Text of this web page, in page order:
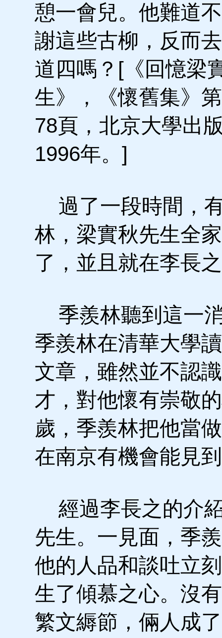
憩一會兒。他難道
謝這些古柳，反而
道四嗎？[《回憶梁
生》，《懷舊集》
78頁，北京大學出
1996年。]
過了一段時間，
林，梁實秋先生全
了，並且就在李長
季羨林聽到這一
季羨林在清華大學
文章，雖然並不認
才，對他懷有崇敬
歲，季羨林把他當
在南京有機會能見
經過李長之的介
先生。一見面，季
他的人品和談吐立
生了傾慕之心。沒
繁文縟節，倆人成